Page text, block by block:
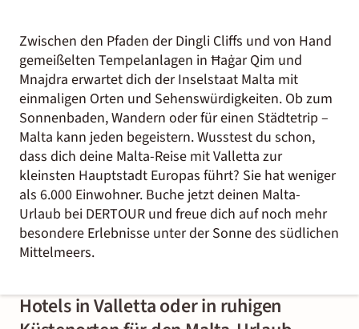
Zwischen den Pfaden der Dingli Cliffs und von Hand
gemeißelten Tempelanlagen in Ħaġar Qim und
Mnajdra erwartet dich der Inselstaat Malta mit
einmaligen Orten und Sehenswürdigkeiten. Ob zum
Sonnenbaden, Wandern oder für einen Städtetrip –
Malta kann jeden begeistern. Wusstest du schon,
dass dich deine Malta-Reise mit Valletta zur
kleinsten Hauptstadt Europas führt? Sie hat weniger
als 6.000 Einwohner. Buche jetzt deinen Malta-
Urlaub bei DERTOUR und freue dich auf noch mehr
besondere Erlebnisse unter der Sonne des südlichen
Mittelmeers.
Hotels in Valletta oder in ruhigen